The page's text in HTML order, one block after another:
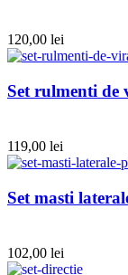
120,00 lei
Set rulmenti
119,00 lei
Set masti
102,00 lei